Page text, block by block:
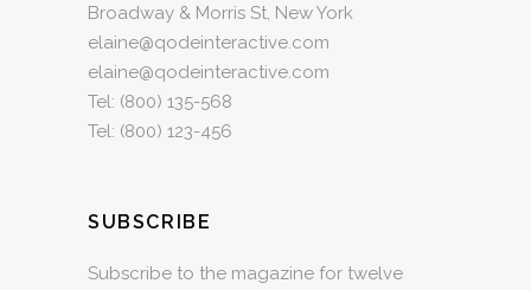
Broadway & Morris St, New York
elaine@qodeinteractive.com
elaine@qodeinteractive.com
Tel: (800) 135-568
Tel: (800) 123-456
SUBSCRIBE
Subscribe to the magazine for twelve